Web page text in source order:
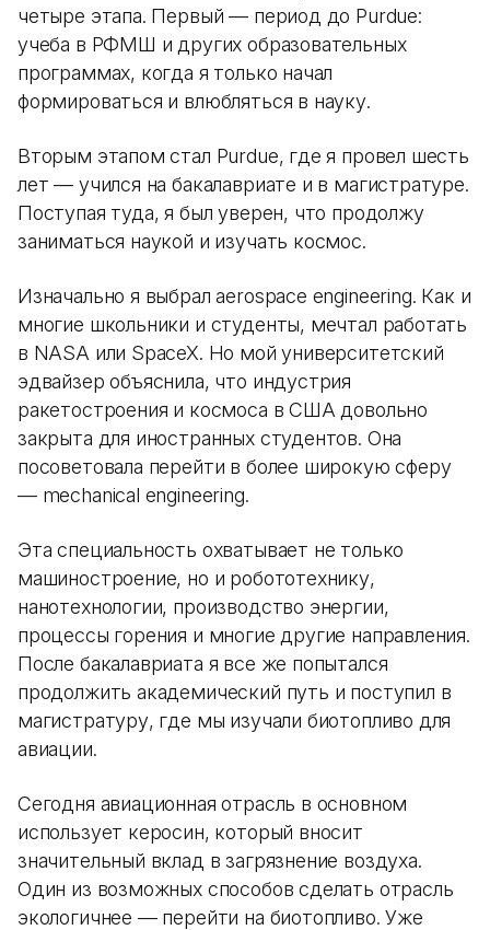
четыре этапа. Первый — период до Purdue:
учеба в РФМШ и других образовательных
программах, когда я только начал
формироваться и влюбляться в науку.
Вторым этапом стал Purdue, где я провел шесть
лет — учился на бакалавриате и в магистратуре.
Поступая туда, я был уверен, что продолжу
заниматься наукой и изучать космос.
Изначально я выбрал aerospace engineering. Как и
многие школьники и студенты, мечтал работать
в NASA или SpaceX. Но мой университетский
эдвайзер объяснила, что индустрия
ракетостроения и космоса в США довольно
закрыта для иностранных студентов. Она
посоветовала перейти в более широкую сферу
— mechanical engineering.
Эта специальность охватывает не только
машиностроение, но и робототехнику,
нанотехнологии, производство энергии,
процессы горения и многие другие направления.
После бакалавриата я все же попытался
продолжить академический путь и поступил в
магистратуру, где мы изучали биотопливо для
авиации.
Сегодня авиационная отрасль в основном
использует керосин, который вносит
значительный вклад в загрязнение воздуха.
Один из возможных способов сделать отрасль
экологичнее — перейти на биотопливо. Уже